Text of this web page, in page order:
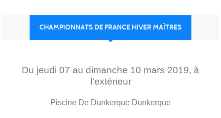
CHAMPIONNATS DE FRANCE HIVER MAÎTRES
Du jeudi 07 au dimanche 10 mars 2019, à
l'extérieur
Piscine De Dunkerque Dunkerque